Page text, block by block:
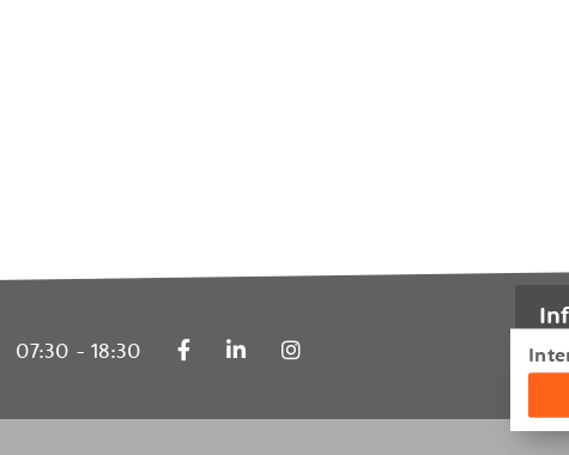
07:30 - 18:30